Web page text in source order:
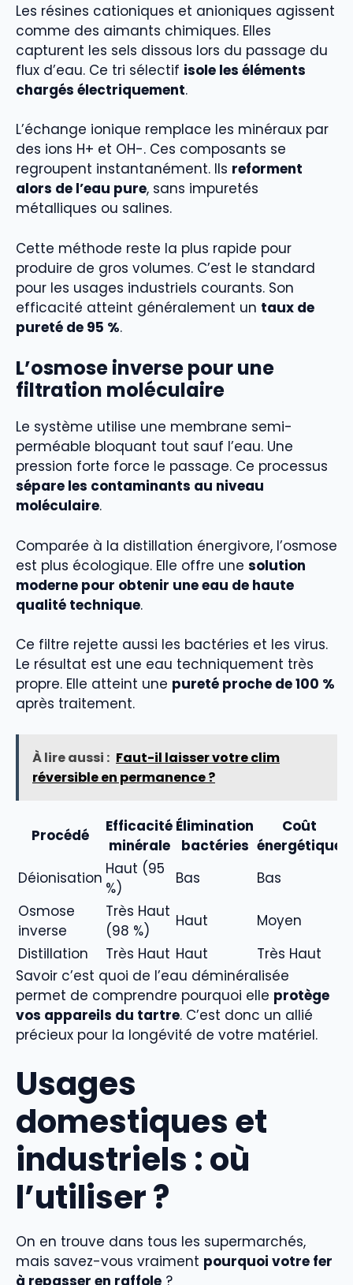
Les résines cationiques et anioniques agissent
comme des aimants chimiques. Elles
capturent les sels dissous lors du passage du
flux d’eau. Ce tri sélectif isole les éléments
chargés électriquement.
L’échange ionique remplace les minéraux par
des ions H+ et OH-. Ces composants se
regroupent instantanément. Ils reforment
alors de l’eau pure, sans impuretés
métalliques ou salines.
Cette méthode reste la plus rapide pour
produire de gros volumes. C’est le standard
pour les usages industriels courants. Son
efficacité atteint généralement un taux de
pureté de 95 %.
L’osmose inverse pour une
filtration moléculaire
Le système utilise une membrane semi-
perméable bloquant tout sauf l’eau. Une
pression forte force le passage. Ce processus
sépare les contaminants au niveau
moléculaire.
Comparée à la distillation énergivore, l’osmose
est plus écologique. Elle offre une solution
moderne pour obtenir une eau de haute
qualité technique.
Ce filtre rejette aussi les bactéries et les virus.
Le résultat est une eau techniquement très
propre. Elle atteint une pureté proche de 100 %
après traitement.
À lire aussi : Faut-il laisser votre clim
réversible en permanence ?
Procédé
Efficacité
minérale
Élimination
bactéries
Coût
énergétique
Déionisation Haut (95
%)
Bas
Bas
Osmose
inverse
Très Haut
(98 %)
Haut
Moyen
Distillation
Très Haut Haut
Très Haut
Savoir c’est quoi de l’eau déminéralisée
permet de comprendre pourquoi elle protège
vos appareils du tartre. C’est donc un allié
précieux pour la longévité de votre matériel.
Usages
domestiques et
industriels : où
l’utiliser ?
On en trouve dans tous les supermarchés,
mais savez-vous vraiment pourquoi votre fer